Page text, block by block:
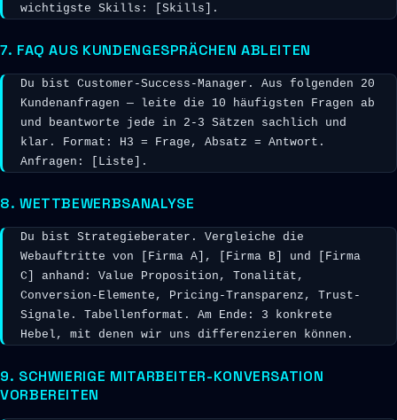
wichtigste Skills: [Skills].
7. FAQ AUS KUNDENGESPRÄCHEN ABLEITEN
Du bist Customer-Success-Manager. Aus folgenden 20
Kundenanfragen — leite die 10 häufigsten Fragen ab
und beantworte jede in 2-3 Sätzen sachlich und
klar. Format: H3 = Frage, Absatz = Antwort.
Anfragen: [Liste].
8. WETTBEWERBSANALYSE
Du bist Strategieberater. Vergleiche die
Webauftritte von [Firma A], [Firma B] und [Firma
C] anhand: Value Proposition, Tonalität,
Conversion-Elemente, Pricing-Transparenz, Trust-
Signale. Tabellenformat. Am Ende: 3 konkrete
Hebel, mit denen wir uns differenzieren können.
9. SCHWIERIGE MITARBEITER-KONVERSATION
VORBEREITEN